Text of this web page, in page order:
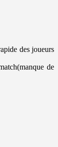
des joueurs
de